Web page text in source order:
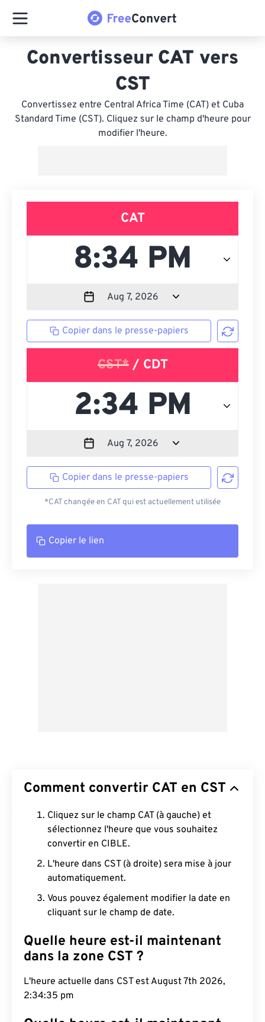
Convertisseur CAT vers
CST
Convertissez entre Central Africa Time (CAT) et Cuba
Standard Time (CST). Cliquez sur le champ d'heure pour
modifier l'heure.
CAT
Copier dans le presse-papiers
CST*/ CDT
Copier dans le presse-papiers
*CAT changée en CAT qui est actuellement utilisée
Copier le lien
Comment convertir CAT en CST
Cliquez sur le champ CAT (à gauche) et
sélectionnez l'heure que vous souhaitez
convertir en CIBLE.
L'heure dans CST (à droite) sera mise à jour
automatiquement.
Vous pouvez également modifier la date en
cliquant sur le champ de date.
Quelle heure est-il maintenant
dans la zone CST ?
L'heure actuelle dans CST est August 7th 2026,
2:34:36 pm